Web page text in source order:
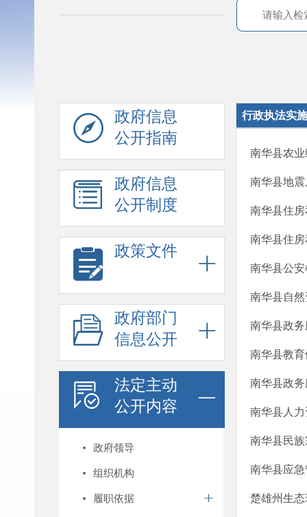
政府信息
公开指南
政府信息
公开制度
政策文件
政府部门
信息公开
法定主动
公开内容
政府领导
组织机构
履职依据
行政执法实
南华县农
南华县地
南华县住
南华县住
南华县公
南华县自
南华县政
南华县教
南华县政
南华县人
南华县民族
南华县应
楚雄州生